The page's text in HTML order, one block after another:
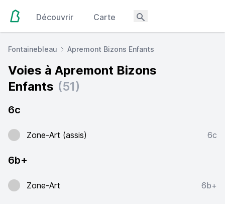
Découvrir Carte
Fontainebleau Apremont Bizons Enfants
Voies à Apremont Bizons
Enfants (51)
6c
Zone-Art (assis) 6c
6b+
Zone-Art 6b+